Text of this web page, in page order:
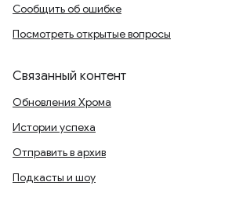
Сообщить об ошибке
Посмотреть открытые вопросы
Связанный контент
Обновления Хрома
Истории успеха
Отправить в архив
Подкасты и шоу